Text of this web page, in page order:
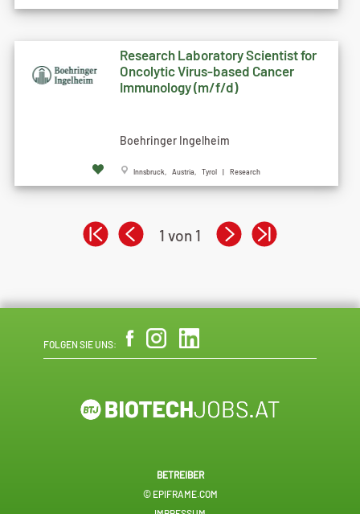
Research Laboratory Scientist for
Oncolytic Virus-based Cancer
Immunology (m/f/d)
Boehringer Ingelheim
Innsbruck, Austria, Tyrol | Research
1 von 1
FOLGEN SIE UNS:
BETREIBER
© EPIFRAME.COM